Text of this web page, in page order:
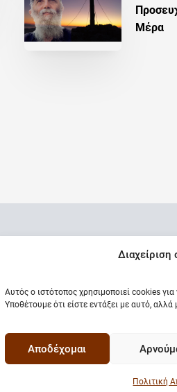
Διαχείριση
Αυτός ο ιστότοπος χρησιμοποιεί cookies για
Υποθέτουμε ότι είστε εντάξει με αυτό, αλλά
Αποδέχομαι
Πολιτική
Μέρα